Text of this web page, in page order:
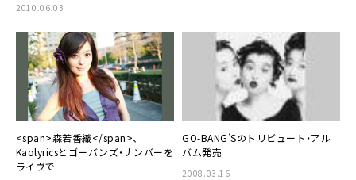
2010.06.03
<span>森若香織</span>、
Kaolyricsとゴーバンズ・ナンバーを
ライヴで
GO-BANG’Sのトリビュート・アル
バム発売
2008.03.16